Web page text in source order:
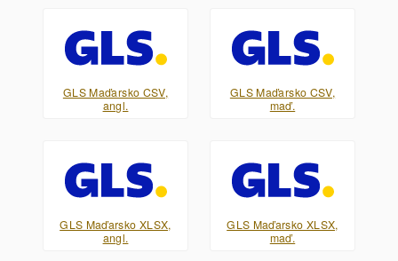
GLS Maďarsko CSV,
angl.
GLS Maďarsko CSV,
maď.
GLS Maďarsko XLSX,
angl.
GLS Maďarsko XLSX,
maď.